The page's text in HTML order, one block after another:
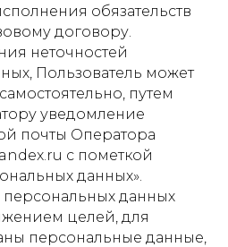
обязательств
договору.
неточностей
Пользователь может
путем
уведомление
почты Оператора
с пометкой
данных».
данных
целей, для
персональные данные,